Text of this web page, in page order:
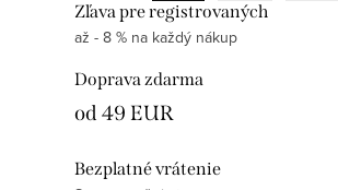
Zľava pre registrovaných
až - 8 % na každý nákup
Doprava zdarma
od 49 EUR
Bezplatné vrátenie